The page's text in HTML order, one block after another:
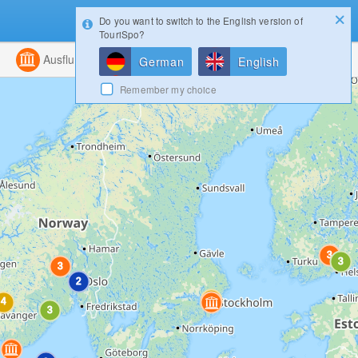
Kombiniert
Ausflugsziele Magazin
Kombiniert
Do you want to switch to the English version of
TouriSpo?
German English
Remember my choice
Konfigurator Gewinnspiele